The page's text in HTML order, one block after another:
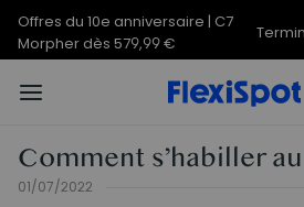
Offres du 10e anniversaire | C7
Morpher dès 579,99 €
Comment s’habiller au
01/07/2022